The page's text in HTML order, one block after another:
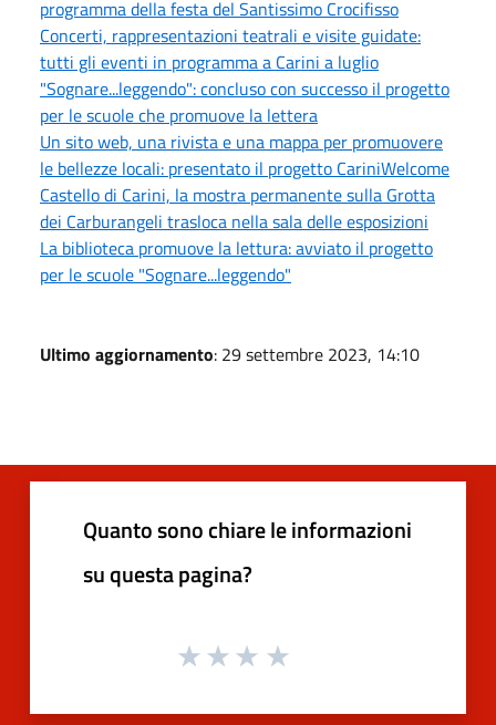
programma della festa del Santissimo Crocifisso
Concerti, rappresentazioni teatrali e visite guidate:
tutti gli eventi in programma a Carini a luglio
"Sognare...leggendo": concluso con successo il progetto
per le scuole che promuove la lettera
Un sito web, una rivista e una mappa per promuovere
le bellezze locali: presentato il progetto CariniWelcome
Castello di Carini, la mostra permanente sulla Grotta
dei Carburangeli trasloca nella sala delle esposizioni
La biblioteca promuove la lettura: avviato il progetto
per le scuole "Sognare...leggendo"
Ultimo aggiornamento: 29 settembre 2023, 14:10
Quanto sono chiare le informazioni
su questa pagina?